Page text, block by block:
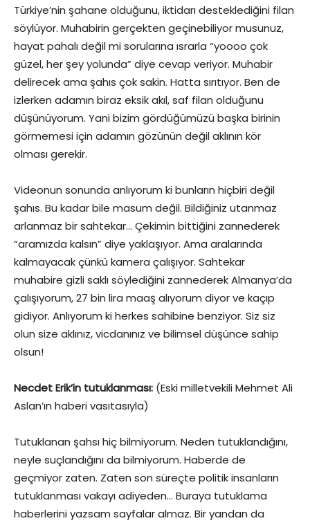
Türkiye’nin şahane olduğunu, iktidarı desteklediğini filan
söylüyor. Muhabirin gerçekten geçinebiliyor musunuz,
hayat pahalı değil mi sorularına ısrarla “yoooo çok
güzel, her şey yolunda” diye cevap veriyor. Muhabir
delirecek ama şahıs çok sakin. Hatta sırıtıyor. Ben de
izlerken adamın biraz eksik akıl, saf filan olduğunu
düşünüyorum. Yani bizim gördüğümüzü başka birinin
görmemesi için adamın gözünün değil aklının kör
olması gerekir.
Videonun sonunda anlıyorum ki bunların hiçbiri değil
şahıs. Bu kadar bile masum değil. Bildiğiniz utanmaz
arlanmaz bir sahtekar… Çekimin bittiğini zannederek
“aramızda kalsın” diye yaklaşıyor. Ama aralarında
kalmayacak çünkü kamera çalışıyor. Sahtekar
muhabire gizli saklı söylediğini zannederek Almanya’da
çalışıyorum, 27 bin lira maaş alıyorum diyor ve kaçıp
gidiyor. Anlıyorum ki herkes sahibine benziyor. Siz siz
olun size aklınız, vicdanınız ve bilimsel düşünce sahip
olsun!
Necdet Erik’in tutuklanması: (Eski milletvekili Mehmet Ali
Aslan’ın haberi vasıtasıyla)
Tutuklanan şahsı hiç bilmiyorum. Neden tutuklandığını,
neyle suçlandığını da bilmiyorum. Haberde de
geçmiyor zaten. Zaten son süreçte politik insanların
tutuklanması vakayı adiyeden… Buraya tutuklama
haberlerini yazsam sayfalar almaz. Bir yandan da